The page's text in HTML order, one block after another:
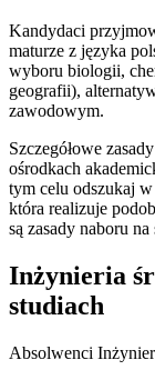
Kandydaci
maturze z języka
wyboru biologii,
geografii),
zawodowym.
Szczegółowe
ośrodkach
tym celu odszukaj w
która realizuje
są zasady naboru
Inżynieria
studiach
Absolwenci